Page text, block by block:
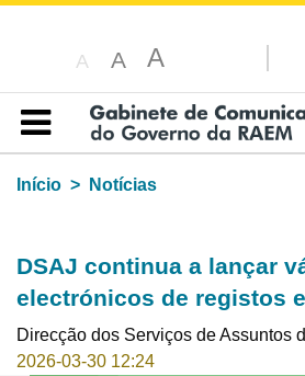
A A A
Índice
Início
Notícias
DSAJ continua a lançar
electrónicos de registos
Direcção dos Serviços de Assuntos
2026-03-30 12:24